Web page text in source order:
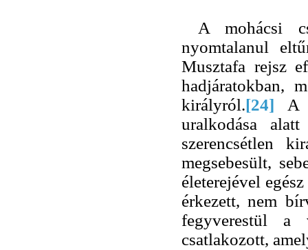
A mohácsi
nyomtalanul
Musztafa rejsz
hadjáratokban,
királyról.[24]
A
uralkodása
szerencsétlen
megsebesült,
életerejével
érkezett, nem
fegyverestül a
csatlakozott,